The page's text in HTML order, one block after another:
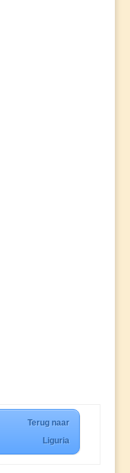
Terug naar
Liguria